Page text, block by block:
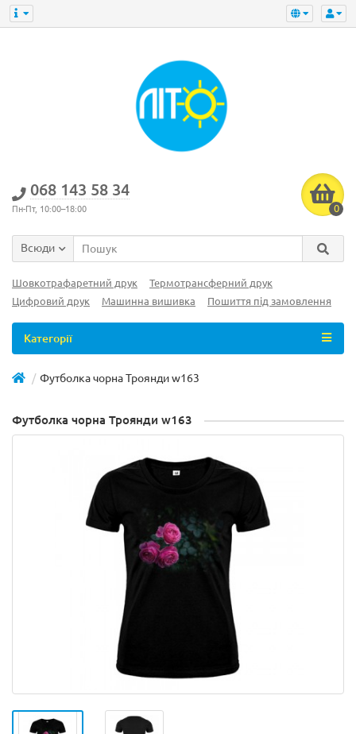
‎068 143 58 34
Пн-Пт, 10:00–18:00 0
Всюди
Шовкотрафаретний друк
Термотрансферний друк
Цифровий друк
Машинна вишивка Пошиття під замовлення
Категорії
Футболка чорна Троянди w163
Футболка чорна Троянди w163